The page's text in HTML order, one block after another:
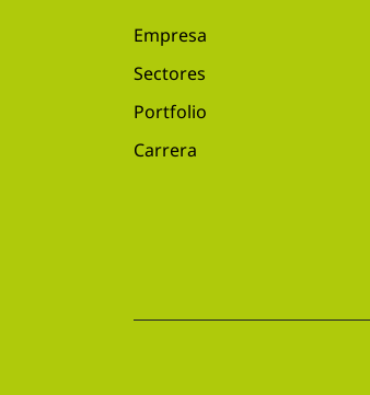
Empresa
Sectores
Portfolio
Carrera